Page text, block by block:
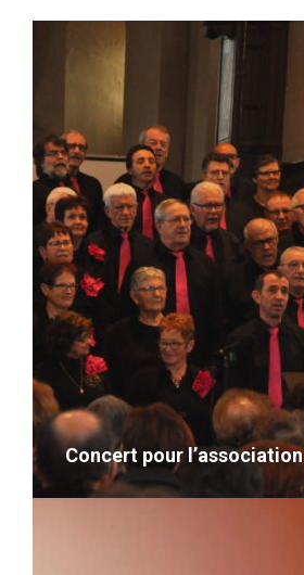
Concert pour l’association